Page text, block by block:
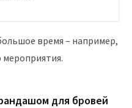
время – например,
мероприятия.
для бровей